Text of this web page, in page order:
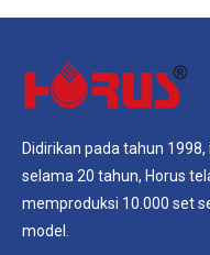
Didirikan pada tahun
selama 20 tahun, Horus
memproduksi 10.000 set
model.